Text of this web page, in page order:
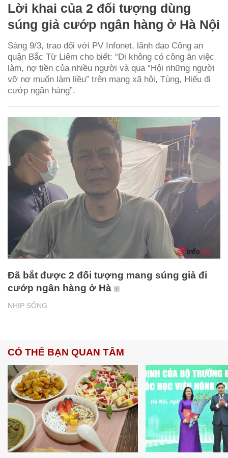
Lời khai của 2 đối tượng dùng
súng giả cướp ngân hàng ở Hà Nội
Sáng 9/3, trao đổi với PV Infonet, lãnh đạo Công an
quận Bắc Từ Liêm cho biết: “Di không có công ăn việc
làm, nợ tiền của nhiều người và qua “Hội những người
vỡ nợ muốn làm liều” trên mạng xã hội, Tùng, Hiếu đi
cướp ngân hàng”.
NHỊP SỐNG
Đã bắt được 2 đối tượng mang súng giả đi
cướp ngân hàng ở Hà
CÓ THỂ BẠN QUAN TÂM